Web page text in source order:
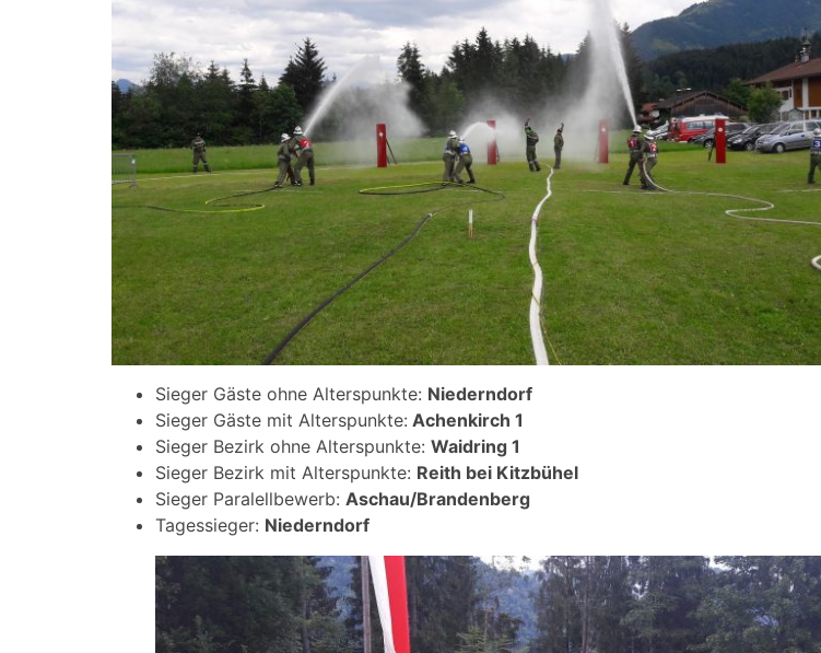
Sieger Gäste ohne Alterspunkte: Niederndorf
Sieger Gäste mit Alterspunkte: Achenkirch 1
Sieger Bezirk ohne Alterspunkte: Waidring 1
Sieger Bezirk mit Alterspunkte: Reith bei Kitzbühel
Sieger Paralellbewerb: Aschau/Brandenberg
Tagessieger: Niederndorf